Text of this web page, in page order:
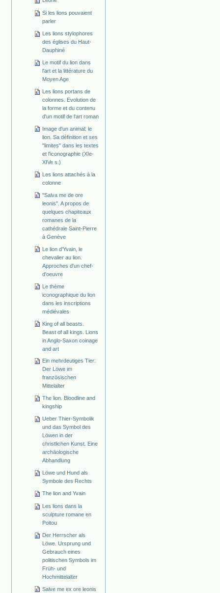
Si les lions pouvaient
parler
Les lions stylophores
des églises du Haut-
Dauphiné
Le motif du lion dans
l'art et la littérature du
Moyen Age
Les lions portans de
colonnes. Evolution de
la forme et du contenu
d'un motif de l'art roman
Image d'un animal: le
lion. Sa définition et ses
"limites" dans les textes
et l'iconographie (XIe-
XIVe s.)
Les lions attachés à la
colonne
"Salva me de ore
leonis". A propos de
quelques chapiteaux
romanes de la
cathédrale Saint-Pierre
à Genève
Le lion d'Yvain, le
chevalier au lion.
Approches d'un chef-
d'oeuvre
Le thème
iconographique du lion
dans les inscriptions
médiévales
King of all beasts.
Beast of all kings. Lions
in Anglo-Saxon coinage
and art
Ein mehrdeutiges Tier:
Der Löwe im
französischen
Mittelalter
The lion. Bloodline and
kingship
Ueber Thier-Symbolik
und das Symbol des
Löwen in der
christlichen Kunst. Eine
archäologische
Abhandlung
Löwe und Hund als
Symbole des Rechts
The lion and Yvain
Les lions dans la
sculpture romane en
Poitou
Der Herrscher als
Löwe. Ursprung und
Gebrauch eines
politischen Symbols im
Früh- und
Hochmittelalter
Salve me ex ore leonis